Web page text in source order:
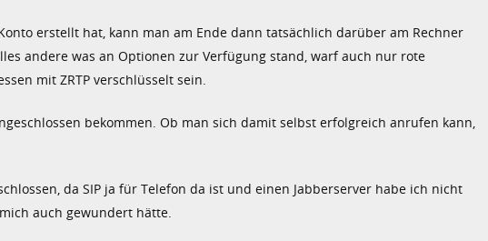
erstellt hat, kann man am Ende dann tatsächlich darüber am Rechner
andere was an Optionen zur Verfügung stand, warf auch nur rote
mit ZRTP verschlüsselt sein.
bekommen. Ob man sich damit selbst erfolgreich anrufen kann,
da SIP ja für Telefon da ist und einen Jabberserver habe ich nicht
auch gewundert hätte.